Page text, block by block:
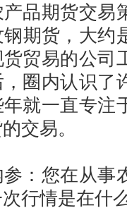
品期货交易
期货，大约
贸易的公司
，圈内认识了
年就一直专注
交易。
您在从事
行情是在什